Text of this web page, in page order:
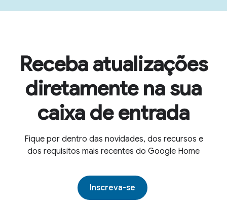
Receba atualizações
diretamente na sua
caixa de entrada
Fique por dentro das novidades, dos recursos e
dos requisitos mais recentes do Google Home
Inscreva-se